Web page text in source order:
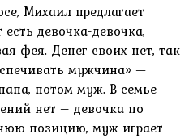
Михаил предлагает
девочка-девочка,
фея. Денег своих нет, так
мужчина» —
потом муж. В семье
нет – девочка по
позицию, муж играет